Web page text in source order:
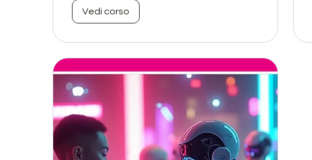
Vedi corso